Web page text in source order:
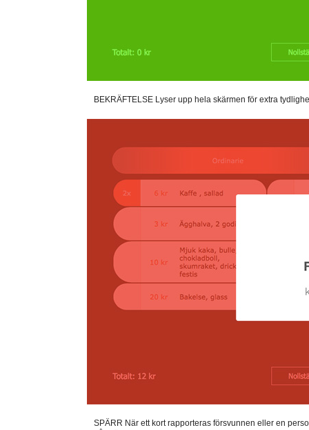
BEKRÄFTELSE Lyser upp hela skärmen för extra
SPÄRR När ett kort rapporteras försvunnen eller en